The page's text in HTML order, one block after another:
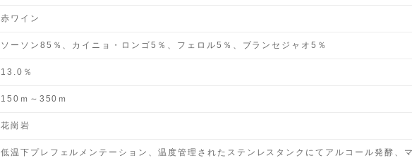
赤ワイン
ソーソン85％、カイニョ・ロンゴ5％、フェロル5％、ブランセジャオ5％
13.0％
150ｍ～350ｍ
花崗岩
低温下プレフェルメンテーション、温度管理されたステンレスタンクにてアルコール発酵、